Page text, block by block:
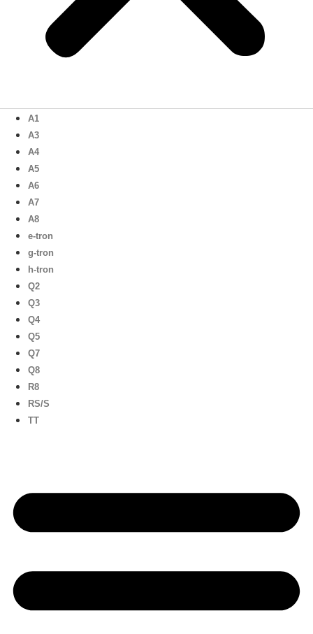
A1
A3
A4
A5
A6
A7
A8
e-tron
g-tron
h-tron
Q2
Q3
Q4
Q5
Q7
Q8
R8
RS/S
TT